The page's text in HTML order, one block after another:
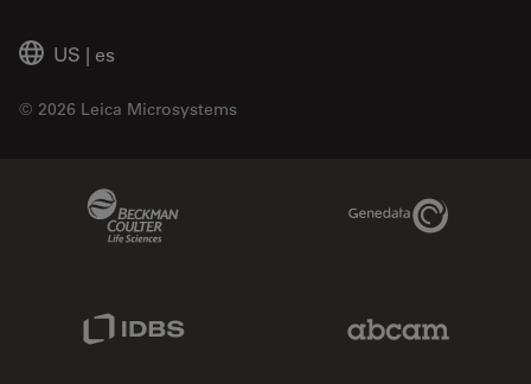
US | es
© 2026 Leica Microsystems
Genedata Link